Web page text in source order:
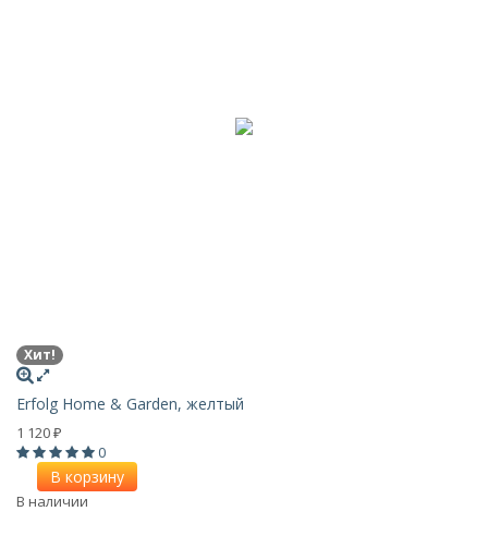
Хит!
Erfolg Home & Garden, желтый
1 120 ₽
0
В корзину
В наличии